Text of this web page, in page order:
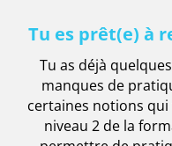
Tu es prêt(e) à
Tu as déjà
manques de
certaines notions
niveau 2 de la